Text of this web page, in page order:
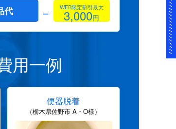
代 − WEB限定割引最大
3,000円
用一例
便器脱着
（栃木県佐野市 A・O様）